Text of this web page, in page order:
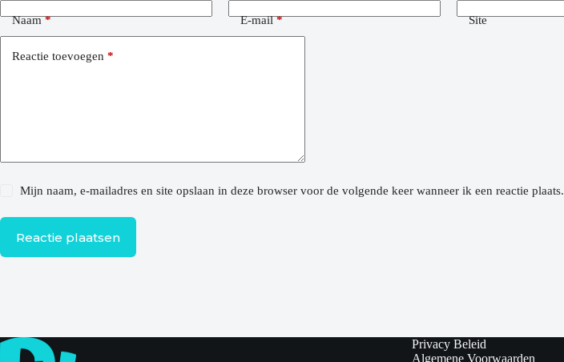
Naam* E-mail* Site
Reactie toevoegen *
Mijn naam, e-mailadres en site opslaan in deze browser voor de volgende keer wanneer ik een reactie plaats.
Reactie plaatsen
Privacy Beleid
Algemene Voorwaarden